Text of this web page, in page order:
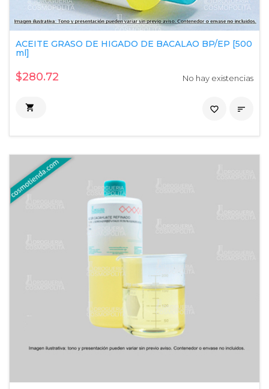
ACEITE GRASO DE HIGADO DE BACALAO BP/EP [500
ml]
$280.72 No hay existencias
 
favorite_border